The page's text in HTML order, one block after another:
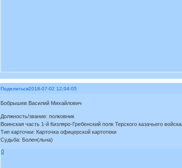
Поделиться2018-07-02 12:04:05
Бобрышев Василий Михайлович
Должность/звание: полковник
Воинская часть 1-й Кизляро-Гребенский полк Терского казачьего войска
Тип карточки: Карточка офицерской картотеки
Судьба: Болен(льна)
0